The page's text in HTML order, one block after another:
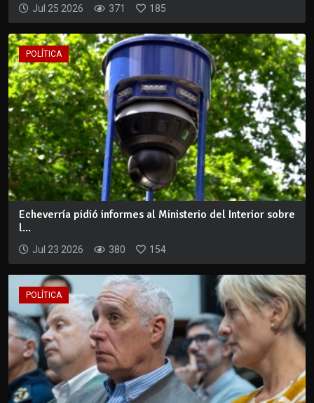
Jul 25 2026 371 185
POLÍTICA
Echeverría pidió informes al Ministerio del Interior sobre
l...
Jul 23 2026 380 154
POLÍTICA